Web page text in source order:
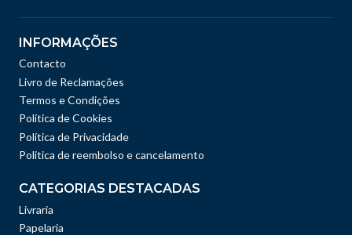
INFORMAÇÕES
Contacto
Livro de Reclamações
Termos e Condições
Política de Cookies
Política de Privacidade
Politica de reembolso e cancelamento
CATEGORIAS DESTACADAS
Livraria
Papelaria